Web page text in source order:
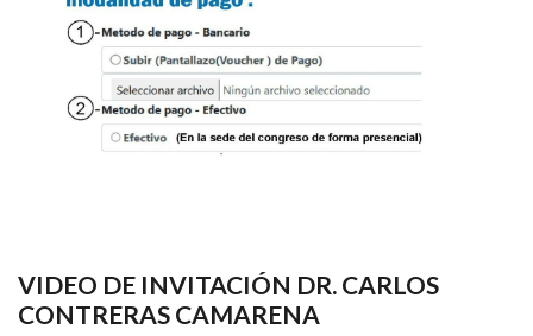
VIDEO DE INVITACIÓN DR. CARLOS
CONTRERAS CAMARENA